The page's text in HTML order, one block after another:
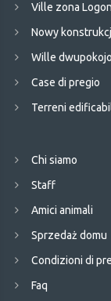
Ville zona
Nowy
Wille
Case di pregio
Terreni
Chi siamo
Staff
Amici animali
Sprzedaż domu
Condizioni di
Faq